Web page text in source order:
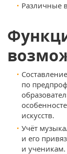
Различные
по
искусств.
Учёт
и его
и ученикам.